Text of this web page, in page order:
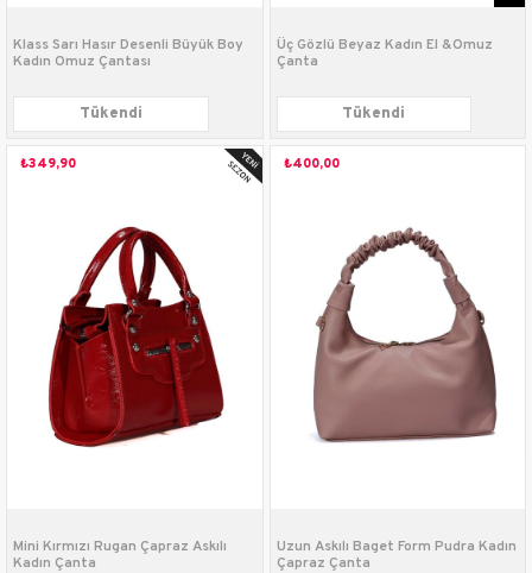
Tükendi
Klass Sarı Hasır Desenli Büyük Boy
Kadın Omuz Çantası
Tükendi
Üç Gözlü Beyaz Kadın El &Omuz
Çanta
Mini Kırmızı Rugan Çapraz Askılı
Kadın Çanta
₺349,90
Uzun Askılı Baget Form Pudra Kadın
Çapraz Çanta
₺400,00